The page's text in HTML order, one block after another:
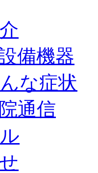
備機器
な症状
通信